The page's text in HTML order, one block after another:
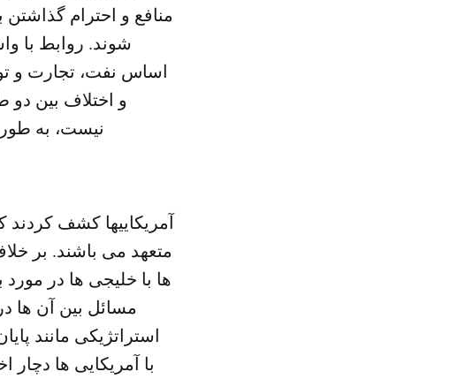
منافع و احترام
شوند. روابط با
اساس نفت، تجارت و
و اختلاف بین
نیست، به
آمریکاییها کشف کردند
متعهد می باشند. بر
ها با خلیجی ها در
مسائل بین آن ها
استراتژیکی مانند
با آمریکایی ها